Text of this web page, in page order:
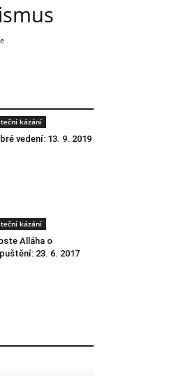
kázání
vedení: 13. 9. 2019
kázání
Alláha o
23. 6. 2017